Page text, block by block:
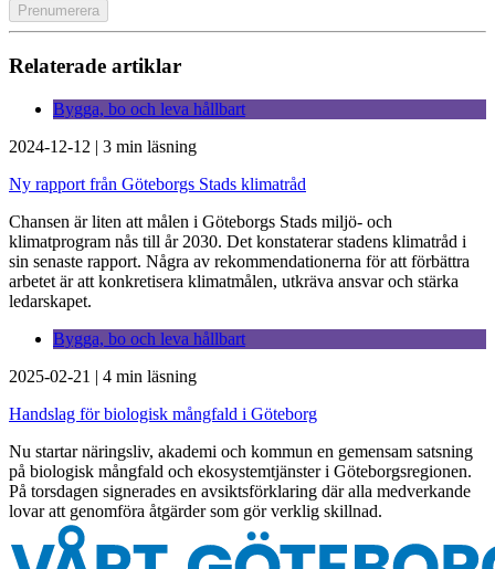
Relaterade artiklar
Bygga, bo och leva hållbart
2024-12-12 | 3 min läsning
Ny rapport från Göteborgs Stads klimatråd
Chansen är liten att målen i Göteborgs Stads miljö- och
klimatprogram nås till år 2030. Det konstaterar stadens klimatråd i
sin senaste rapport. Några av rekommendationerna för att förbättra
arbetet är att konkretisera klimatmålen, utkräva ansvar och stärka
ledarskapet.
Bygga, bo och leva hållbart
2025-02-21 | 4 min läsning
Handslag för biologisk mångfald i Göteborg
Nu startar näringsliv, akademi och kommun en gemensam satsning
på biologisk mångfald och ekosystemtjänster i Göteborgsregionen.
På torsdagen signerades en avsiktsförklaring där alla medverkande
lovar att genomföra åtgärder som gör verklig skillnad.